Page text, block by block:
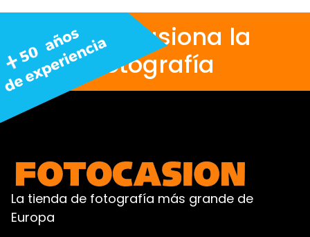
Nos apasiona la
fotografía
La tienda de fotografía más grande de
Europa